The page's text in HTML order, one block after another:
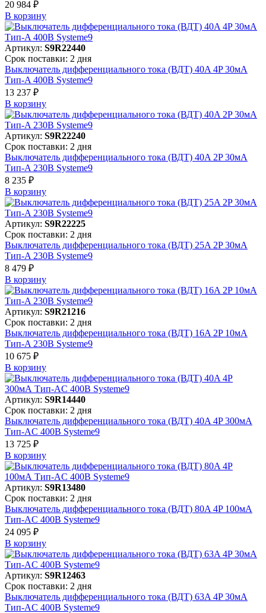
20 984 ₽
В корзинy
Артикул: S9R22440
Срок поставки: 2 дня
Выключатель дифференциального тока (ВДТ) 40A 4P 30мА
Тип-A 400В Systeme9
13 237 ₽
В корзинy
Артикул: S9R22240
Срок поставки: 2 дня
Выключатель дифференциального тока (ВДТ) 40A 2P 30мА
Тип-A 230В Systeme9
8 235 ₽
В корзинy
Артикул: S9R22225
Срок поставки: 2 дня
Выключатель дифференциального тока (ВДТ) 25A 2P 30мА
Тип-A 230В Systeme9
8 479 ₽
В корзинy
Артикул: S9R21216
Срок поставки: 2 дня
Выключатель дифференциального тока (ВДТ) 16A 2P 10мА
Тип-A 230В Systeme9
10 675 ₽
В корзинy
Артикул: S9R14440
Срок поставки: 2 дня
Выключатель дифференциального тока (ВДТ) 40A 4P 300мА
Тип-AC 400В Systeme9
13 725 ₽
В корзинy
Артикул: S9R13480
Срок поставки: 2 дня
Выключатель дифференциального тока (ВДТ) 80A 4P 100мА
Тип-AC 400В Systeme9
24 095 ₽
В корзинy
Артикул: S9R12463
Срок поставки: 2 дня
Выключатель дифференциального тока (ВДТ) 63A 4P 30мА
Тип-AC 400В Systeme9